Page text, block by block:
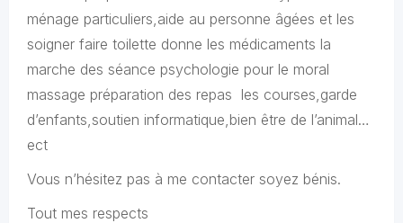
ménage particuliers,aide au personne âgées et les
soigner faire toilette donne les médicaments la
marche des séance psychologie pour le moral
massage préparation des repas les courses,garde
d’enfants,soutien informatique,bien être de l’animal…
ect
Vous n’hésitez pas à me contacter soyez bénis.
Tout mes respects